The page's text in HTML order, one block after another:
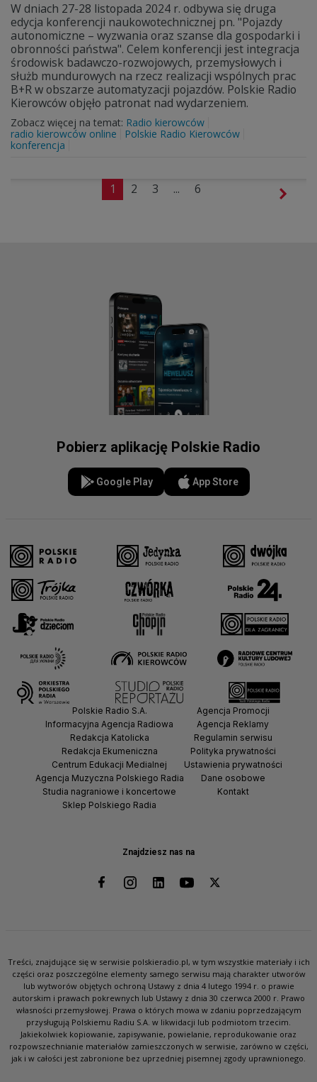
W dniach 27-28 listopada 2024 r. odbywa się druga
edycja konferencji naukowotechnicznej pn. "Pojazdy
autonomiczne – wyzwania oraz szanse dla gospodarki i
obronności państwa". Celem konferencji jest integracja
środowisk badawczo-rozwojowych, przemysłowych i
służb mundurowych na rzecz realizacji wspólnych prac
B+R w obszarze automatyzacji pojazdów. Polskie Radio
Kierowców objęło patronat nad wydarzeniem.
Zobacz więcej na temat: Radio kierowców
radio kierowców online
Polskie Radio Kierowców
konferencja
1 2 3 ... 6
Pobierz aplikację Polskie Radio
Google Play App Store
Znajdziesz nas na
Polskie Radio S.A.
Informacyjna Agencja Radiowa
Redakcja Katolicka
Redakcja Ekumeniczna
Centrum Edukacji Medialnej
Agencja Muzyczna Polskiego Radia
Studia nagraniowe i koncertowe
Sklep Polskiego Radia
Agencja Promocji
Agencja Reklamy
Regulamin serwisu
Polityka prywatności
Ustawienia prywatności
Dane osobowe
Kontakt
Treści, znajdujące się w serwisie polskieradio.pl, w tym wszystkie materiały i ich
części oraz poszczególne elementy samego serwisu mają charakter utworów
lub wytworów objętych ochroną Ustawy z dnia 4 lutego 1994 r. o prawie
autorskim i prawach pokrewnych lub Ustawy z dnia 30 czerwca 2000 r. Prawo
własności przemysłowej. Prawa o których mowa w zdaniu poprzedzającym
przysługują Polskiemu Radiu S.A. w likwidacji lub podmiotom trzecim.
Jakiekolwiek kopiowanie, zapisywanie, powielanie, reprodukowanie oraz
rozpowszechnianie materiałów zamieszczonych w serwisie, zarówno w części,
jak i w całości jest zabronione bez uprzedniej pisemnej zgody uprawnionego.